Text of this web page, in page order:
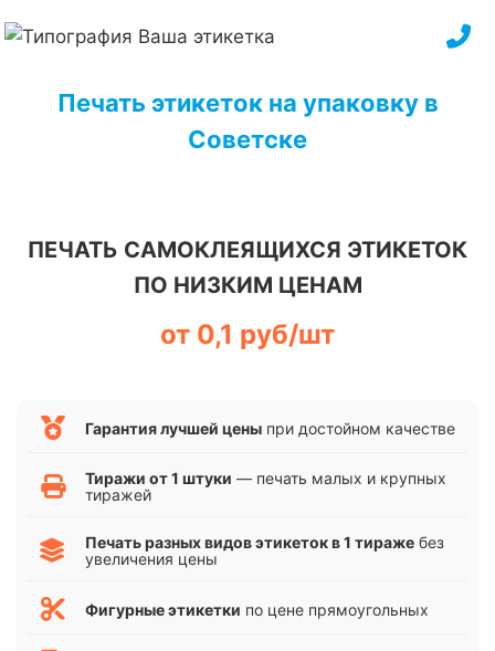
к
Печать этикеток на упаковку в
Советске
ПЕЧАТЬ САМОКЛЕЯЩИХСЯ ЭТИКЕТОК
ПО НИЗКИМ ЦЕНАМ
от 0,1 руб/шт
Гарантия лучшей цены при достойном качестве
Тиражи от 1 штуки — печать малых и крупных
тиражей
Печать разных видов этикеток в 1 тираже без
увеличения цены
Фигурные этикетки по цене прямоугольных